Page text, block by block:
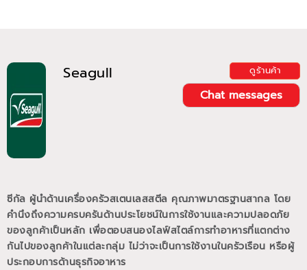
Seagull ดูร้านค้า
Chat messages
ซีกัล ผู้นำด้านเครื่องครัวสเตนเลสสตีล คุณภาพมาตรฐานสากล โดย
คำนึงถึงความครบครันด้านประโยชน์ในการใช้งานและความปลอดภัย
ของลูกค้าเป็นหลัก เพื่อตอบสนองไลฟ์สไตล์การทำอาหารที่แตกต่าง
กันไปของลูกค้าในแต่ละกลุ่ม ไม่ว่าจะเป็นการใช้งานในครัวเรือน หรือผู้
ประกอบการด้านธุรกิจอาหาร